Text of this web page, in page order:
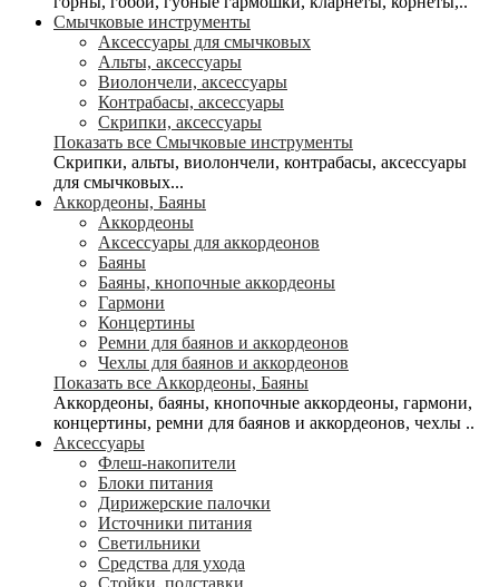
Смычковые инструменты
Аксессуары для смычковых
Альты, аксессуары
Виолончели, аксессуары
Контрабасы, аксессуары
Скрипки, аксессуары
Показать все Смычковые инструменты
Скрипки, альты, виолончели, контрабасы, аксессуары
для смычковых...
Аккордеоны, Баяны
Аккордеоны
Аксессуары для аккордеонов
Баяны
Баяны, кнопочные аккордеоны
Гармони
Концертины
Ремни для баянов и аккордеонов
Чехлы для баянов и аккордеонов
Показать все Аккордеоны, Баяны
Аккордеоны, баяны, кнопочные аккордеоны, гармони,
концертины, ремни для баянов и аккордеонов, чехлы ..
Аксессуары
Флеш-накопители
Блоки питания
Дирижерские палочки
Источники питания
Светильники
Средства для ухода